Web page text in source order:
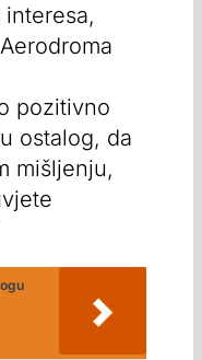
pozitivno
ostalog, da
mišljenju,